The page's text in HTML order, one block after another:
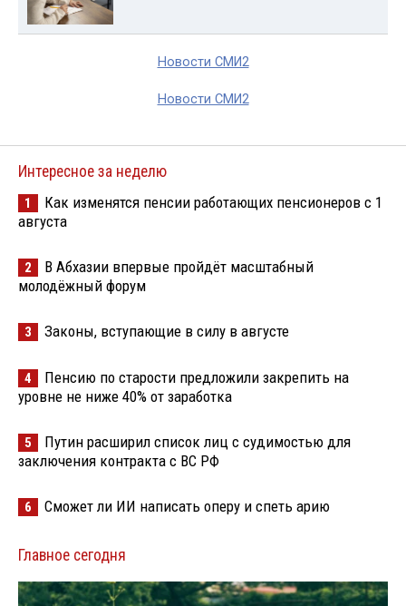
Новости СМИ2
Новости СМИ2
Интересное за неделю
1
Как изменятся пенсии работающих пенсионеров с 1
августа
2
В Абхазии впервые пройдёт масштабный
молодёжный форум
3 Законы, вступающие в силу в августе
4
Пенсию по старости предложили закрепить на
уровне не ниже 40% от заработка
5
Путин расширил список лиц с судимостью для
заключения контракта с ВС РФ
6 Сможет ли ИИ написать оперу и спеть арию
Главное сегодня